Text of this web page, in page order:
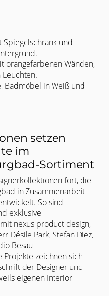
setzen
im
Sortiment
fort, die
in Zusammenarbeit
So sind
exklusive
nexus product design,
Désile Park, Stefan Diez,
Besau-
Projekte zeichnen sich
der Designer und
eigenen Interior